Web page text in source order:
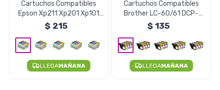
Cartuchos Compatibles
Epson Xp211 Xp201 Xp101
Xp401 - Cyan Unidad
$ 215
LLEGAMAÑANA
Cartuchos Compatibles
Brother LC-60/61 DCP-
J125 J140W J410 - Negro
$ 135
LLEGAMAÑANA
Herramientas